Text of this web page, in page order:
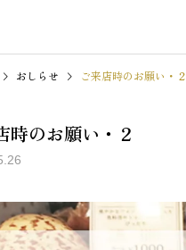
おしらせ ご来店時のお願い・２
時のお願い・２